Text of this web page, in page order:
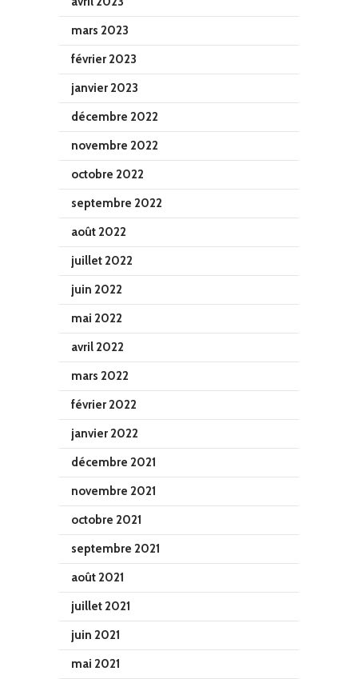
mars 2023
février 2023
janvier 2023
décembre 2022
novembre 2022
octobre 2022
septembre 2022
août 2022
juillet 2022
juin 2022
mai 2022
avril 2022
mars 2022
février 2022
janvier 2022
décembre 2021
novembre 2021
octobre 2021
septembre 2021
août 2021
juillet 2021
juin 2021
mai 2021